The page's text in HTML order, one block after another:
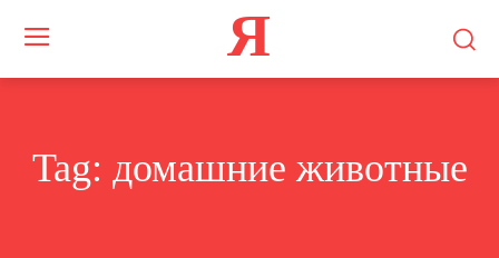
Я
Tag: домашние животные